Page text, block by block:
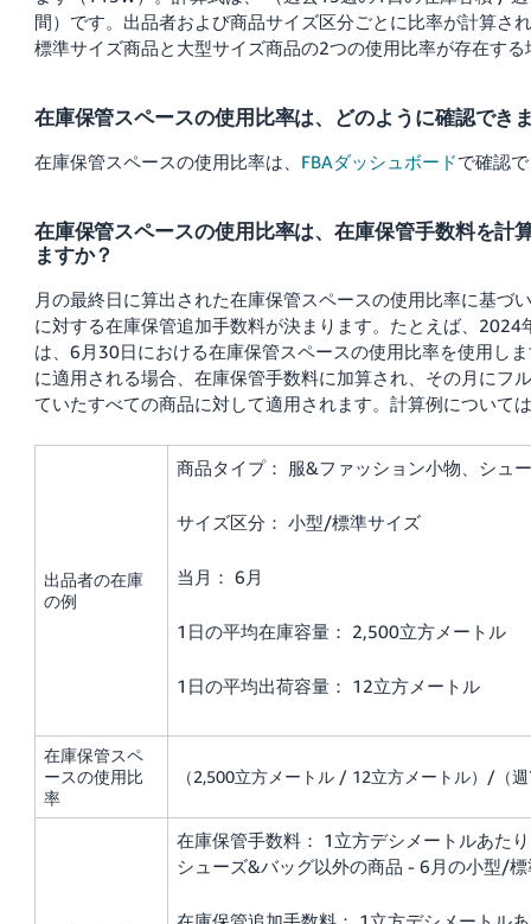
間）です。出品者および商品サイズ区分ごとに比率が計算さ
標準サイズ商品と大型サイズ商品の2つの使用比率が存在す
在庫保管スペースの使用比率は、どのように確認でき
在庫保管スペースの使用比率は、 FBAダッシュボードで確認
在庫保管スペースの使用比率は、在庫保管手数料を計
ますか？
月の最終日に算出された在庫保管スペースの使用比率に基づ
に対する在庫保管追加手数料が決まります。たとえば、2024
は、6月30日における在庫保管スペースの使用比率を使用し
に適用される場合、在庫保管手数料に加算され、その月にフ
ていたすべての商品に対して適用されます。計算例について
出品者の在庫
の例
商品タイプ： 服&ファッション小物、シュ
サイズ区分： 小型/標準サイズ
当月： 6月
1日の平均在庫容量： 2,500立方メートル
1日の平均出荷容量： 12立方メートル
在庫保管スペ
ースの使用比
率
（2,500立方メートル / 12立方メートル）/（
在庫保管手数料： 1立方デシメートルあた
シューズ&バッグ以外の商品 - 6月の小型/